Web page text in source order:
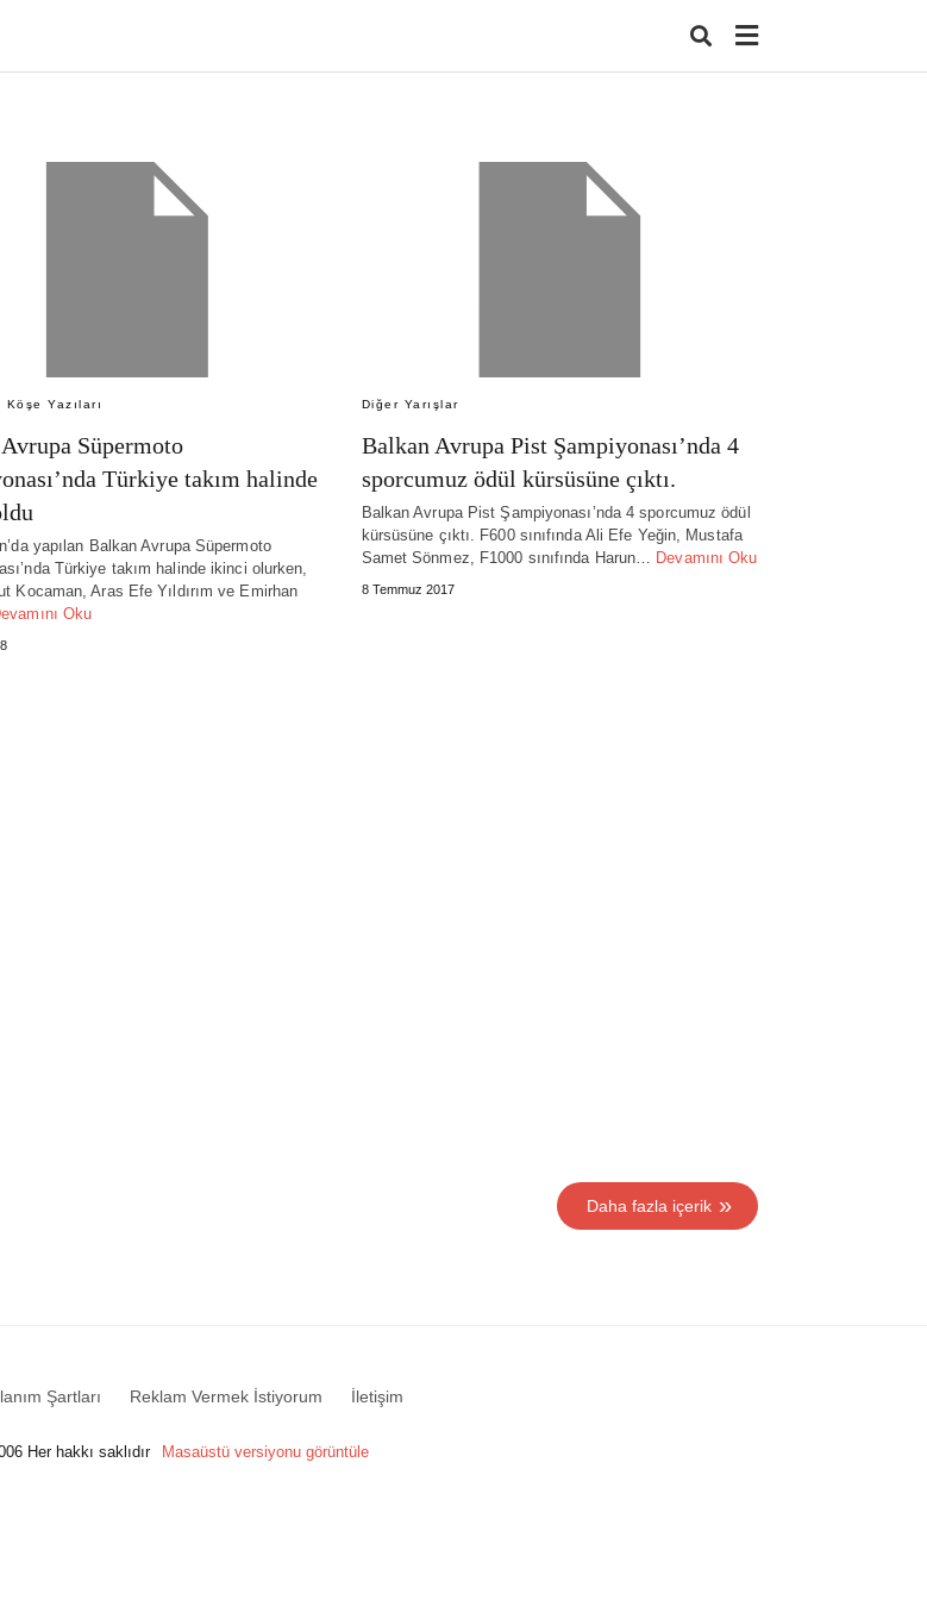
Yazıları
Süpermoto
Türkiye takım halinde
yapılan Balkan Avrupa Süpermoto
Türkiye takım halinde ikinci olurken,
Kocaman, Aras Efe Yıldırım ve Emirhan
Oku
Diğer Yarışlar
Balkan Avrupa Pist Şampiyonası’nda 4
sporcumuz ödül kürsüsüne çıktı.
Balkan Avrupa Pist Şampiyonası’nda 4 sporcumuz ödül
kürsüsüne çıktı. F600 sınıfında Ali Efe Yeğin, Mustafa
Samet Sönmez, F1000 sınıfında Harun… Devamını Oku
8 Temmuz 2017
Daha fazla içerik
Şartları Reklam Vermek İstiyorum İletişim
Her hakkı saklıdır Masaüstü versiyonu görüntüle